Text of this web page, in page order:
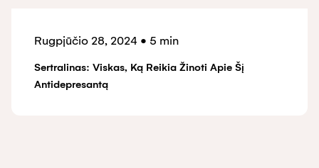
Rugpjūčio 28, 2024 • 5 min
Sertralinas: Viskas, Ką Reikia Žinoti Apie Šį
Antidepresantą